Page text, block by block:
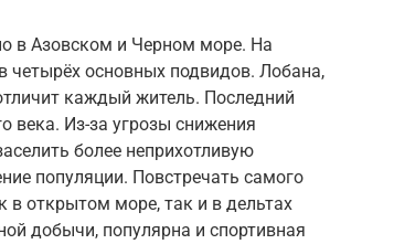
в Азовском и Черном море. На
четырёх основных подвидов. Лобана,
каждый житель. Последний
века. Из-за угрозы снижения
более неприхотливую
популяции. Повстречать самого
открытом море, так и в дельтах
добычи, популярна и спортивная